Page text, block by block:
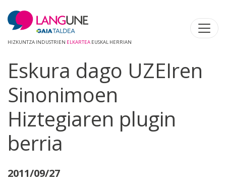
HIZKUNTZA INDUSTRIEN ELKARTEA EUSKAL HERRIAN
Eskura dago UZEIren
Sinonimoen
Hiztegiaren plugin
berria
2011/09/27